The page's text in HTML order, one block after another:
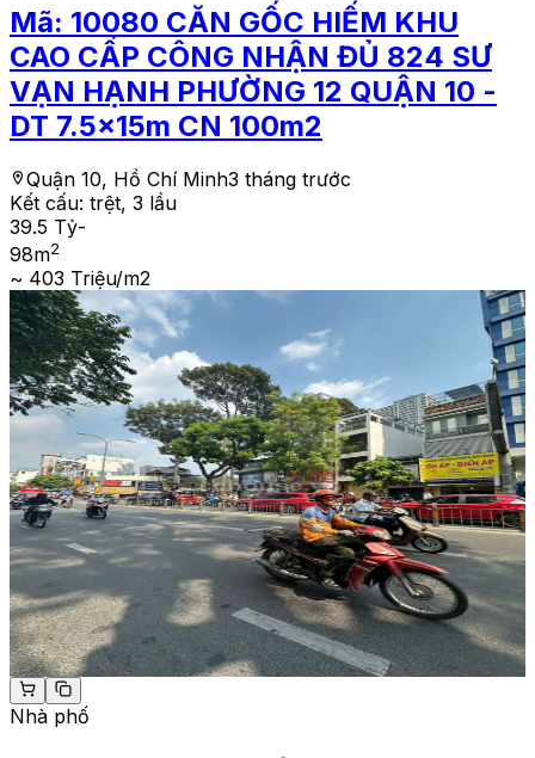
Mã: 10080 CĂN GỐC HIẾM KHU
CAO CẤP CÔNG NHẬN ĐỦ 824 SƯ
VẠN HẠNH PHƯỜNG 12 QUẬN 10 -
DT 7.5x15m CN 100m2
Quận 10, Hồ Chí Minh3 tháng trước
Kết cấu: trệt, 3 lầu
39.5 Tỷ-
98m2
~ 403 Triệu/m2
Nhà phố